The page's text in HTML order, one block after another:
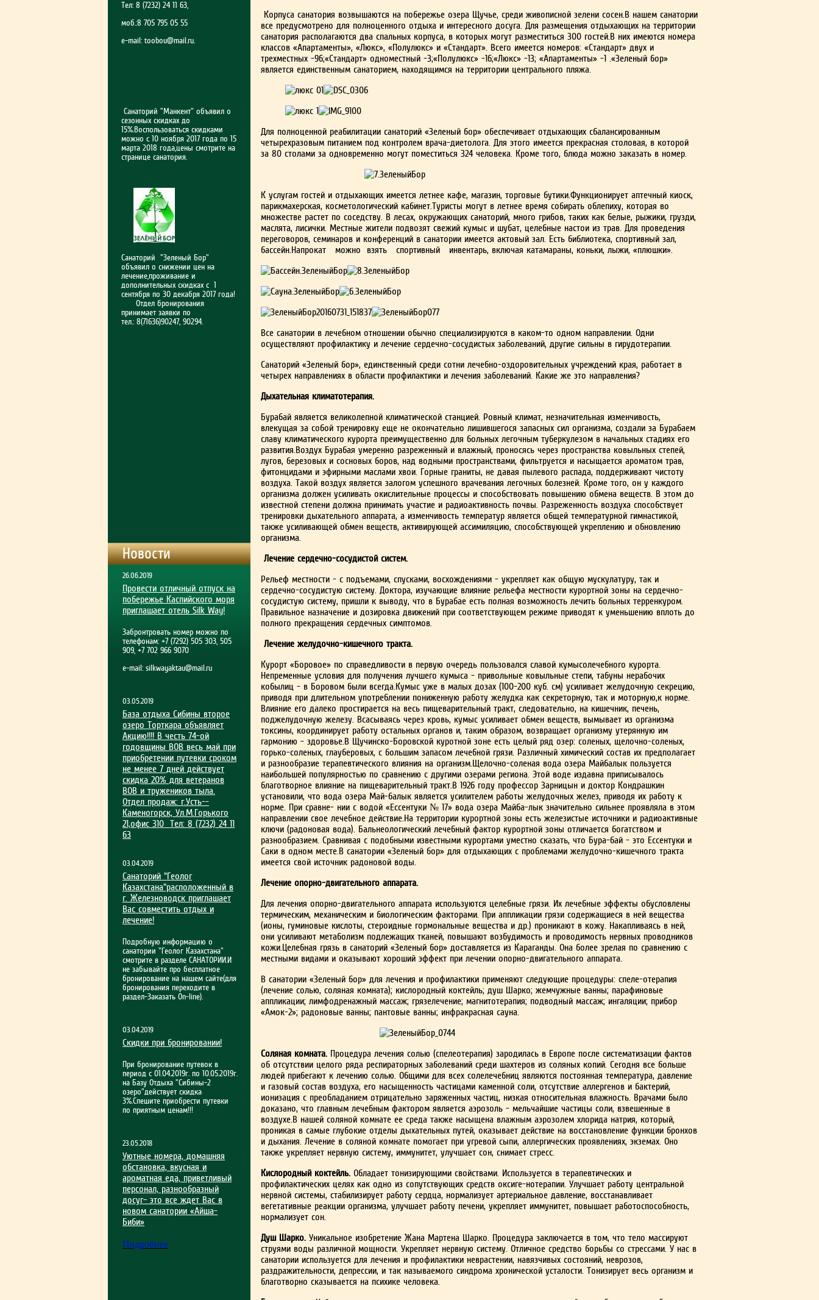
Тел: 8 (7232) 24 11 63,
моб.:8 705 795 05 55
e-mail: toobou@mail.ru.
Санаторий "Манкент" объявил о
сезонных скидках до
15%.Воспользоваться скидками
можно с 10 ноября 2017 года по 15
марта 2018 года,цены смотрите на
странице санатория.
Санаторий "Зеленый Бор"
объявил о снижении цен на
лечение,проживание и
дополнительных скидках с 1
сентября по 30 декабря 2017 года!
Отдел бронирования
принимает заявки по
тел.: 8(71636)90247, 90294.
Новости
26.06.2019
Провести отличный отпуск на
побережье Каспийского моря
приглашает отель Silk Way!
Забронтровать номер можно по
телефонам: +7 (7292) 505 303, 505
909, +7 702 966 9070
e-mail: silkwayaktau@mail.ru
03.05.2019
База отдыха Сибины второе
озеро Торткара объявляет
Акцию!!!! В честь 74-ой
годовщины ВОВ весь май при
приобрет­ении путевки сроком
не менее 7 дней действует
скидка 20% для ветеранов
ВОВ и тружеников тыла.
Отдел продаж: г.Усть-­
Каменогорск, Ул.М.Гор­ького
21,офис 310 Тел: 8 (7232) 24 11
63
03.04.2019
Санаторий "Геолог
Казахстана"расположенный в
г. Железноводск приглашает
Вас совместить отдых и
лечение!
Подробную информацию о
санатории "Геолог Казахстана"
смотрите в разделе САНАТОРИИ.И
не забывайте про бесплатное
бронирование на нашем сайте(для
бронирования переходите в
раздел-Заказать On-line).
03.04.2019
Скидки при бронировании!
При бронирование путевок в
период с 01.04.2019г. по 10.05.2019г.
на Базу Отдыха "Сибины-2
озеро"действует скидка
3%.Спешите приобрести путевки
по приятным ценам!!!
23.05.2018
Уютные номера, домашняя
обстановка, вкусная и
ароматная еда, приветливый
персонал, разнообразный
досуг– это все ждет Вас в
новом санатории «Айша-
Биби»
Подробнее
Корпуса санатория возвышаются на побережье озера Щучье, среди живописной зе­лени сосен.В нашем санатории
все предусмотрено для полноценного отдыха и интересного досуга. Для размещения отдыхающих на территории
сана­тория располагаются два спальных корпуса, в которых могут разместиться 300 гостей.В них имеются номера
классов «Апартаменты», «Люкс», «Полулюкс» и «Стандарт». Всего имеется номеров: «Стандарт» двух и
трехместных -96;«Стандарт» одноместный -3;«Полулюкс» -16;«Люкс» -13; «Апартаменты» -1 .«Зеленый бор»
является единствен­ным санаторием, находящимся на территории центрального пляжа.
Для полноценной реабилитации санаторий «Зеленый бор» обеспечивает отдыхающих сба­лансированным
четырехразовым питанием под контролем врача-диетолога. Для этого имеется прекрасная столовая, в которой
за 80 столами за одновременно могут поместиться 324 человека. Кроме того, блюда можно заказать в номер.
К услугам гостей и отдыхающих имеется лет­нее кафе, магазин, торговые бутики.Функционирует аптечный киоск,
парикма­херская, косметологический кабинет.Туристы мо­гут в летнее время собирать облепиху, которая во
множестве растет по соседству. В лесах, окружа­ющих санаторий, много грибов, таких как белые, рыжики, грузди,
маслята, лисички. Местные жи­тели подвозят свежий кумыс и шубат, целебные настои из трав. Для проведения
переговоров, семинаров и конференций в санатории имеется актовый зал. Есть библиотека, спортивный зал,
бассейн.Напрокат можно взять спортивный ин­вентарь, включая катамараны, коньки, лыжи, «плюшки».
Все санатории в лечебном отношении обычно специализируются в каком-то одном направлении. Одни
осуществляют профилактику и лечение сер­дечно-сосудистых заболеваний, другие сильны в гирудотерапии.
Санаторий «Зеленый бор», единственный среди сотни лечебно-оздоровительных учреждений края, работает в
четырех направлениях в области про­филактики и лечения заболеваний. Какие же это направления?
Дыхательная климатотерапия.
Бурабай яв­ляется великолепной климатической станцией. Ровный климат, незначительная изменчивость,
влекущая за собой тренировку еще не оконча­тельно лишившегося запасных сил организма, создали за Бурабаем
славу климатического ку­рорта преимущественно для больных легочным туберкулезом в начальных стадиях его
развития.Воздух Бурабая умеренно разреженный и влажный, проносясь через пространства ковыль­ных степей,
лугов, березовых и сосновых боров, над водными пространствами, фильтруется и на­сыщается ароматом трав,
фитонцидами и эфир­ными маслами хвои. Горные граниты, не давая пылевого распада, поддерживают чистоту
воз­духа. Такой воздух является залогом успешного врачевания легочных болезней. Кроме того, он у каждого
организма должен усиливать окисли­тельные процессы и способствовать повышению обмена веществ. В этом до
известной степени должна принимать участие и радиоактивность почвы. Разреженность воздуха способствует
тре­нировки дыхательного аппарата, а изменчивость температур является общей температурной гим­настикой,
также усиливающей обмен веществ, активирующей ассимиляцию, способствующей укреплению и обновлению
организма.
Лечение сердечно-сосудистой систем.
Рельеф местности - с подъемами, спусками, восхождениями - укрепляет как общую муску­латуру, так и
сердечно-сосудистую систему. До­ктора, изучающие влияние рельефа местности курортной зоны на сердечно-
сосудистую систе­му, пришли к выводу, что в Бурабае есть пол­ная возможность лечить больных терренкуром.
Правильное назначение и дозировка движе­ний при соответствующем режиме приводят к уменьшению вплоть до
полного прекращения сердечных симптомов.
Лечение желудочно-кишечного тракта.
Курорт «Боровое» по справедливости в первую очередь пользовался славой кумысолечебного курорта.
Непременные условия для получе­ния лучшего кумыса - привольные ковыльные степи, табуны нерабочих
кобылиц - в Боровом были всегда.Кумыс уже в малых дозах (100-200 куб. см) усиливает желудочную секрецию,
приводя при длительном употреблении пониженную рабо­ту желудка как секреторную, так и моторную,к норме.
Влияние его далеко простирается на весь пищеварительный тракт, следовательно, на кишечник, печень,
поджелудочную железу. Всасываясь через кровь, кумыс усиливает обмен веществ, вымывает из организма
токсины, ко­ординирует работу остальных органов и, таким образом, возвращает организму утерянную им
гармонию - здоровье.В Щучинско-Боровской куротной зоне есть целый ряд озер: соленых, щелочно-соленых,
горько-соленых, глауберовых, с большим запа­сом лечебной грязи. Различный химический состав их предполагает
и разнообразие терапев­тического влияния на организм.Щелочно-соленая вода озера Майбалык поль­зуется
наибольшей популярностью по сравне­нию с другими озерами региона. Этой воде из­давна приписывалось
благотворное влияние на пищеварительный тракт.В 1926 году профессор Зарницын и доктор Кондрашкин
установили, что вода озера Май-балык является усилителем работы желудочных желез, приводя их работу к
норме. При сравне- нии с водой «Ессентуки № 17» вода озера Майба-лык значительно сильнее проявляла в этом
на­правлении свое лечебное действие.На территории курортной зоны есть желе­зистые источники и радиоактивные
ключи (ра­доновая вода). Бальнеологический лечебный фактор курортной зоны отличается богатством и
разнообразием. Сравнивая с подобными из­вестными курортами уместно сказать, что Бура-бай - это Ессентуки и
Саки в одном месте.В санатории «Зеленый бор» для отдыхающих с проблемами желудочно-кишечного тракта
име­ется свой источник радоновой воды.
Лечение опорно-двигательного аппарата.
Для лечения опорно-двигательного аппара­та используются целебные грязи. Их лечебные эффекты обусловлены
термическим, механи­ческим и биологическим факторами. При ап­пликации грязи содержащиеся в ней вещества
(ионы, гуминовые кислоты, стероидные гормо­нальные вещества и др.) проникают в кожу. На­капливаясь в ней,
они усиливают метаболизм подлежащих тканей, повышают возбудимость и проводимость нервных проводников
кожи.Целебная грязь в санаторий «Зеленый бор» доставляется из Караганды. Она более зрелая по сравнению с
местными видами и оказывают хо­роший эффект при лечении опорно-двигатель­ного аппарата.
В санатории «Зеленый бор» для лечения и профи­лактики применяют следующие процедуры: спеле-отерапия
(лечение солью, соляная комната); кисло­родный коктейль; душ Шарко; жемчужные ванны; парафиновые
аппликации; лимфодренажный массаж; грязелечение; магнитотерапия; подводный массаж; ингаляции; прибор
«Амок-2»; радоновые ванны; пан­товые ванны; инфракрасная сауна.
Соляная комната. Процедура лечения со­лью (спелеотерапия) зародилась в Европе после систематизации фактов
об отсутствии целого ряда респираторных заболеваний среди шахте­ров из соляных копий. Сегодня все больше
лю­дей прибегают к лечению солью. Общими для всех солелечебниц являются постоянная темпе­ратура, давление
и газовый состав воздуха, его насыщенность частицами каменной соли, отсут­ствие аллергенов и бактерий,
ионизация с пре­обладанием отрицательно заряженных частиц, низкая относительная влажность. Врачами было
доказано, что главным лечебным фактором яв­ляется аэрозоль - мельчайшие частицы соли, взвешенные в
воздухе.В нашей соляной комнате ее среда также на­сыщена влажным аэрозолем хлорида натрия, который,
проникая в самые глубокие отделы ды­хательных путей, оказывает действие на восста­новление функции бронхов
и дыхания. Лечение в соляной комнате помогает при угревой сыпи, аллергических проявлениях, экземах. Оно
также укрепляет нервную систему, иммунитет, улуч­шает сон, снимает стресс.
Кислородный коктейль. Обла­дает тонизирующими свойствами. Используется в терапевтических и
профилактических целях как одно из сопутствующих средств оксиге-нотерапии. Улучшает работу цент­ральной
нервной системы, стабили­зирует работу сердца, нормализует артериальное давление, восстанав­ливает
вегетативные реакции ор­ганизма, улучшает работу печени, укрепляет иммунитет, повышает ра­ботоспособность,
нормализует сон.
Душ Шарко. Уникальное изо­бретение Жана Мартена Шарко. Процедура заключается в том, что тело массируют
струями воды различной мощности. Укрепляет нервную систему. Отличное сред­ство борьбы со стрессами. У нас в
санатории используется для лече­ния и профилактики неврастении, навязчивых состояний, неврозов,
раздражительности, депрессии, и так называемого синдрома хрони­ческой усталости. Тонизирует весь организм и
благотворно сказыва­ется на психике человека.